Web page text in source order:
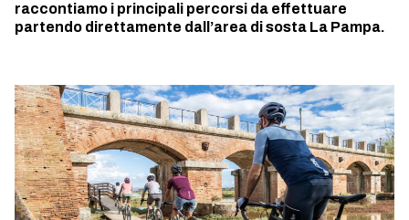
raccontiamo i principali percorsi da effettuare
partendo direttamente dall’area di sosta La Pampa.